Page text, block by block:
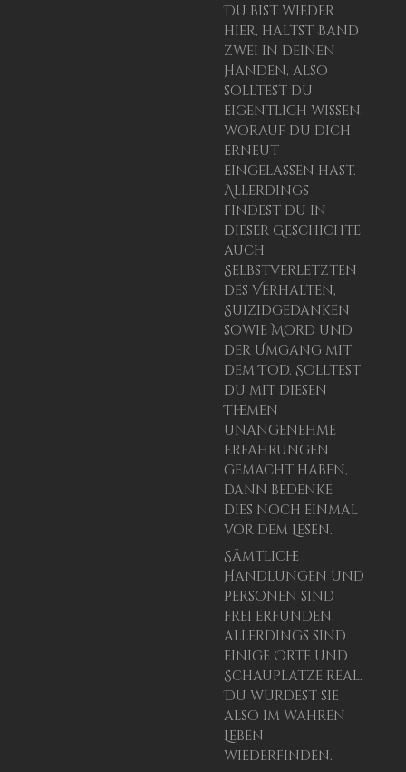
Du bist wieder
hier, hältst Band
zwei in deinen
Händen, also
solltest du
eigentlich wissen,
worauf du dich
erneut
eingelassen hast.
Allerdings
findest du in
dieser Geschichte
auch
Selbstverletzten
des Verhalten,
Suizidgedanken
sowie Mord und
der Umgang mit
dem Tod. Solltest
du mit diesen
Themen
unangenehme
Erfahrungen
gemacht haben,
dann bedenke
dies noch einmal
vor dem Lesen.
Sämtliche
Handlungen und
Personen sind
frei erfunden,
allerdings sind
einige Orte und
Schauplätze real.
Du würdest sie
also im wahren
Leben
wiederfinden.